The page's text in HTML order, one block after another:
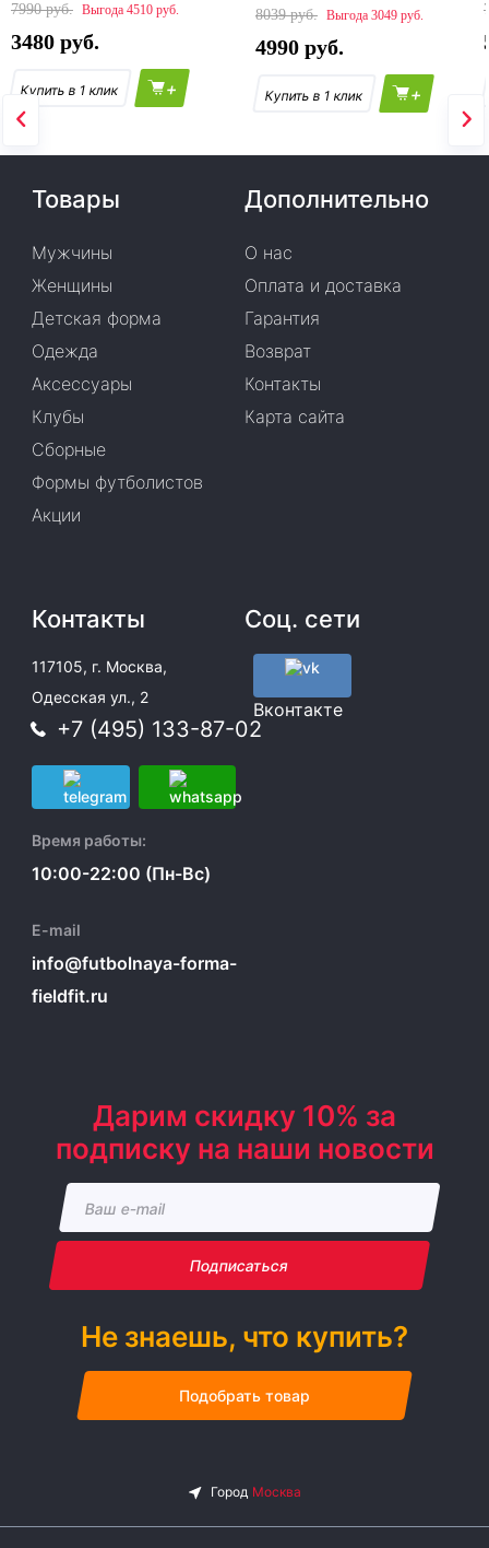
7990
4510
3480
+
8039
3049
4990
+
Товары
Мужчины
Женщины
Детская форма
Одежда
Аксессуары
Клубы
Сборные
Формы футболистов
Акции
Дополнительно
О нас
Оплата и доставка
Гарантия
Возврат
Контакты
Карта сайта
Контакты
117105, г. Москва,
Одесская ул., 2
+7 (495) 133-87-02
Время работы:
10:00-22:00 (Пн-Вс)
E-mail
info@futbolnaya-forma-
fieldfit.ru
Соц. сети
Вконтакте
Дарим скидку 10% за
подписку на наши новости
Подписаться
Не знаешь, что купить?
Подобрать товар